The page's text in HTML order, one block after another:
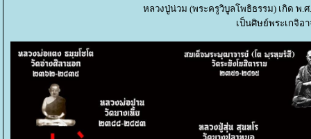
หลวงปู่น่วม (พระครูวิบูลโพธิธรรม) เกิด พ.
เป็นศิษย์พระเกจิอ